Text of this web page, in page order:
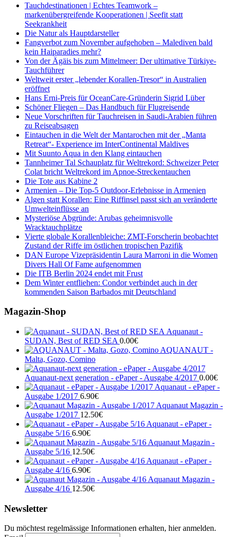
Tauchdestinationen | Echtes Teamwork –
markenübergreifende Kooperationen | Seefit statt
Seekrankheit
Die Natur als Hauptdarsteller
Fangverbot zum November aufgehoben – Malediven bald
kein Haiparadies mehr?
Von der Ägäis bis zum Mittelmeer: Der ultimative Türkiye-
Tauchführer
Weltweit erster „lebender Korallen-Tresor“ in Australien
eröffnet
Hans Erni-Preis für OceanCare-Gründerin Sigrid Lüber
Schöner Fliegen – Das Handbuch für Flugreisende
Neue Vorschriften für Tauchreisen in Saudi-Arabien führen
zu Reiseabsagen
Eintauchen in die Welt der Mantarochen mit der „Manta
Retreat“- Experience im InterContinental Maldives
Mit Suunto Aqua in den Klang eintauchen
Tannheimer Tal Schauplatz für Weltrekord: Schweizer Peter
Colat bricht Weltrekord im Apnoe-Streckentauchen
Die Tote aus Kabine 2
Armenien – Die Top-5 Outdoor-Erlebnisse in Armenien
Algen statt Korallen: Eine Riffinsel passt sich an veränderte
Umwelteinflüsse an
Mysteriöse Abgründe: Arubas geheimnisvolle
Wracktauchplätze
Vierte globale Korallenbleiche: ZMT-Forscherin beobachtet
Zustand der Riffe im östlichen tropischen Pazifik
DAN Europe Vizepräsidentin Laura Marroni in die Women
Divers Hall Of Fame aufgenommen
Die ITB Berlin 2024 endet mit Frust
Dem Winter entfliehen: Condor verbindet auch in der
kommenden Saison Barbados mit Deutschland
Magazin-Shop
Aquanaut -
SUDAN, Best of RED SEA 0.00€
AQUANAUT -
Malta, Gozo, Comino
Aquanaut-next generation - ePaper - Ausgabe 4/2017 0.00€
Aquanaut - ePaper -
Ausgabe 1/2017 6.90€
Aquanaut Magazin -
Ausgabe 1/2017 12.50€
Aquanaut - ePaper -
Ausgabe 5/16 6.90€
Aquanaut Magazin -
Ausgabe 5/16 12.50€
Aquanaut - ePaper -
Ausgabe 4/16 6.90€
Aquanaut Magazin -
Ausgabe 4/16 12.50€
Newsletter
Du möchtest regelmässige Informationen erhalten, hier anmelden.